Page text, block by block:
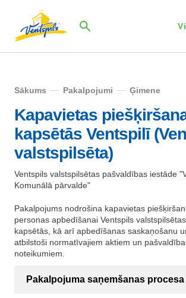
Sākums Pakalpojumi Ģimene
Kapavietas
kapsētās Ventspilī
valstspilsēta)
Ventspils valstspilsētas pašvaldības iestāde
Komunālā pārvalde"
Pakalpojums nodrošina kapavietas
personas apbedīšanai Ventspils
kapsētās, kā arī apbedīšanas saskaņošanu
atbilstoši normatīvajiem aktiem un
noteikumiem.
Pakalpojuma saņemšanas